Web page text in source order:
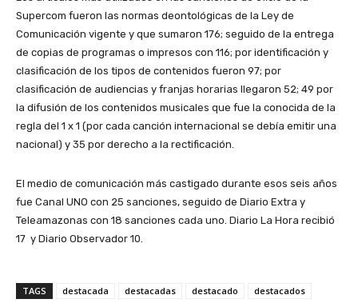
Supercom fueron las normas deontológicas de la Ley de
Comunicación vigente y que sumaron 176; seguido de la entrega
de copias de programas o impresos con 116; por identificación y
clasificación de los tipos de contenidos fueron 97; por
clasificación de audiencias y franjas horarias llegaron 52; 49 por
la difusión de los contenidos musicales que fue la conocida de la
regla del 1 x 1 (por cada canción internacional se debía emitir una
nacional) y 35 por derecho a la rectificación.
El medio de comunicación más castigado durante esos seis años
fue Canal UNO con 25 sanciones, seguido de Diario Extra y
Teleamazonas con 18 sanciones cada uno. Diario La Hora recibió
17 y Diario Observador 10.
TAGS destacada destacadas destacado destacados